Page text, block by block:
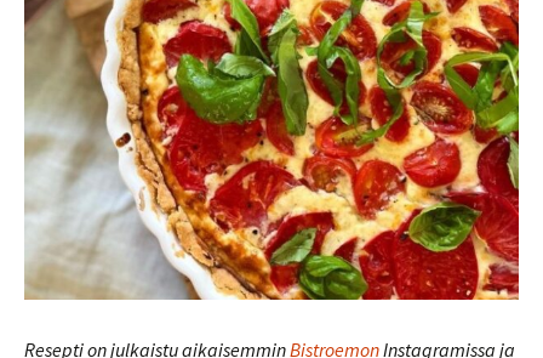
Resepti on julkaistu aikaisemminBistroemonInstagramissa ja